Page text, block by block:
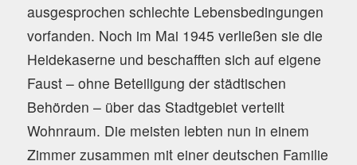
ausgesprochen schlechte Lebensbedingungen
vorfanden. Noch im Mai 1945 verließen sie die
Heidekaserne und beschafften sich auf eigene
Faust – ohne Beteiligung der städtischen
Behörden – über das Stadtgebiet verteilt
Wohnraum. Die meisten lebten nun in einem
Zimmer zusammen mit einer deutschen Familie